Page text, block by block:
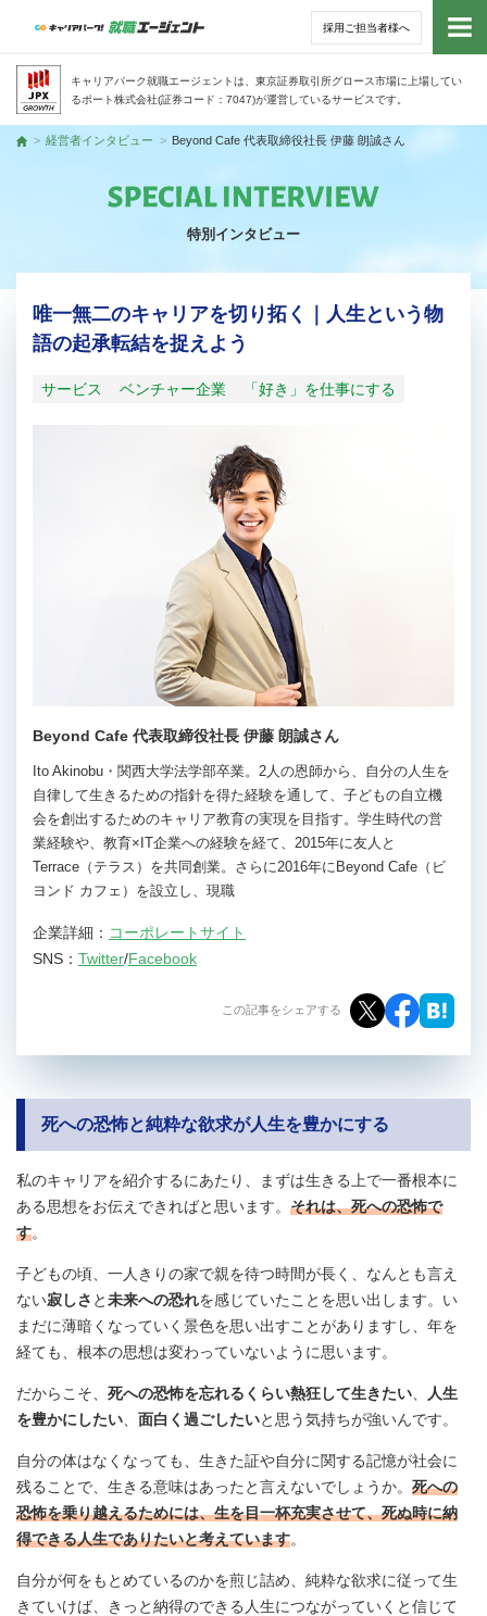
採用ご担当者様へ
キャリアパーク就職エージェントは、東京証券取引所グロース市場に上場してい
るポート株式会社(証券コード：7047)が運営しているサービスです。
トッ
トップ
経営者インタビュー Beyond Cafe 代表取締役社長 伊藤 朗誠さん
特別インタビュー
唯一無二のキャリアを切り拓く｜人生という物
語の起承転結を捉えよう
サービス ベンチャー企業 「好き」を仕事にする
Beyond Cafe 代表取締役社長 伊藤 朗誠さん
Ito Akinobu・関西大学法学部卒業。2人の恩師から、自分の人生を
自律して生きるための指針を得た経験を通して、子どもの自立機
会を創出するためのキャリア教育の実現を目指す。学生時代の営
業経験や、教育×IT企業への経験を経て、2015年に友人と
Terrace（テラス）を共同創業。さらに2016年にBeyond Cafe（ビ
ヨンド カフェ）を設立し、現職
企業詳細： コーポレートサイト
SNS： Twitter/Facebook
この記事をシェアする
死への恐怖と純粋な欲求が人生を豊かにする
私のキャリアを紹介するにあたり、まずは生きる上で一番根本に
ある思想をお伝えできればと思います。 それは、死への恐怖で
す。
子どもの頃、一人きりの家で親を待つ時間が長く、なんとも言え
ない寂しさ と未来への恐れを感じていたことを思い出します。い
まだに薄暗くなっていく景色を思い出すことがありますし、年を
経ても、根本の思想は変わっていないように思います。
だからこそ、 死への恐怖を忘れるくらい熱狂して生きたい
人生
を豊かにしたい
面白く過ごしたいと思う気持ちが強いんです。
自分の体はなくなっても、生きた証や自分に関する記憶が社会に
残ることで、生きる意味はあったと言えないでしょうか。 死への
恐怖を乗り越えるためには、生を目一杯充実させて、死ぬ時に納
得できる人生でありたいと考えています。
自分が何をもとめているのかを煎じ詰め、純粋な欲求に従って生
きていけば、きっと納得のできる人生につながっていくと信じて